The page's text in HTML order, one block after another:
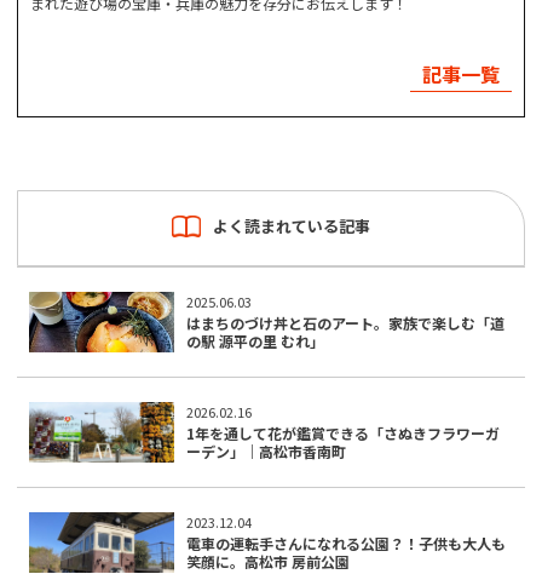
記事一覧
よく読まれている記事
2025.06.03
はまちのづけ丼と石のアート。家族で楽しむ「道
の駅 源平の里 むれ」
2026.02.16
1年を通して花が鑑賞できる「さぬきフラワーガ
ーデン」｜高松市香南町
2023.12.04
電車の運転手さんになれる公園？！子供も大人も
笑顔に。高松市 房前公園